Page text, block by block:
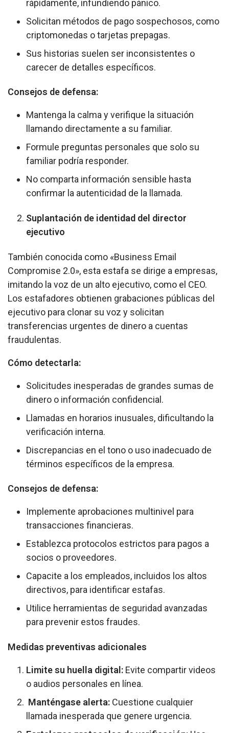
rápidamente, infundiendo pánico.
Solicitan métodos de pago sospechosos, como
criptomonedas o tarjetas prepagas.
Sus historias suelen ser inconsistentes o
carecer de detalles específicos.
Consejos de defensa:
Mantenga la calma y verifique la situación
llamando directamente a su familiar.
Formule preguntas personales que solo su
familiar podría responder.
No comparta información sensible hasta
confirmar la autenticidad de la llamada.
Suplantación de identidad del director
ejecutivo
También conocida como «Business Email
Compromise 2.0», esta estafa se dirige a empresas,
imitando la voz de un alto ejecutivo, como el CEO.
Los estafadores obtienen grabaciones públicas del
ejecutivo para clonar su voz y solicitan
transferencias urgentes de dinero a cuentas
fraudulentas.
Cómo detectarla:
Solicitudes inesperadas de grandes sumas de
dinero o información confidencial.
Llamadas en horarios inusuales, dificultando la
verificación interna.
Discrepancias en el tono o uso inadecuado de
términos específicos de la empresa.
Consejos de defensa:
Implemente aprobaciones multinivel para
transacciones financieras.
Establezca protocolos estrictos para pagos a
socios o proveedores.
Capacite a los empleados, incluidos los altos
directivos, para identificar estafas.
Utilice herramientas de seguridad avanzadas
para prevenir estos fraudes.
Medidas preventivas adicionales
Limite su huella digital: Evite compartir videos
o audios personales en línea.
Manténgase alerta: Cuestione cualquier
llamada inesperada que genere urgencia.